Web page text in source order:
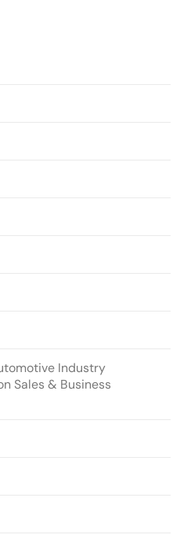
Industry
Sales & Business